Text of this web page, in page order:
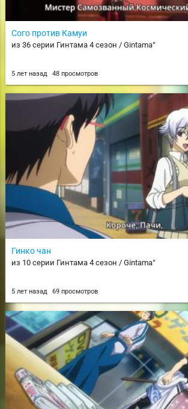
Сого против Камуи
из 36 серии Гинтама 4 сезон / Gintama°
5 лет назад 48 просмотров
Гинко чан
из 10 серии Гинтама 4 сезон / Gintama°
5 лет назад 69 просмотров